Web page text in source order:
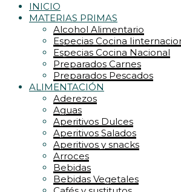
INICIO
MATERIAS PRIMAS
Alcohol Alimentario
Especias Cocina
Especias Cocina Nacional
Preparados Carnes
Preparados Pescados
ALIMENTACIÓN
Aderezos
Aguas
Aperitivos Dulces
Aperitivos Salados
Aperitivos y snacks
Arroces
Bebidas
Bebidas Vegetales